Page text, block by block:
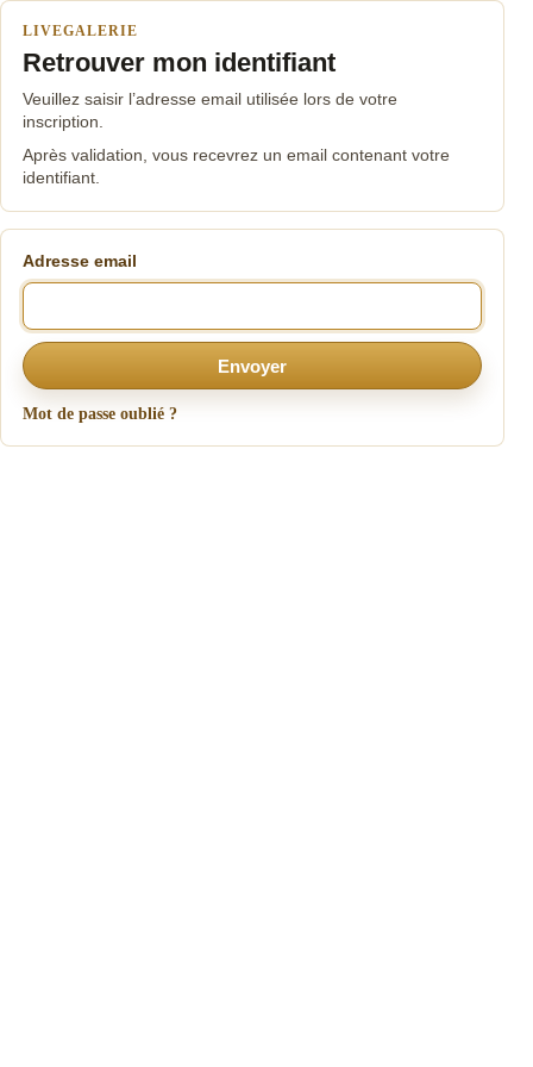
LIVEGALERIE
Retrouver mon identifiant
Veuillez saisir l’adresse email utilisée lors de votre
inscription.
Après validation, vous recevrez un email contenant votre
identifiant.
Adresse email
Envoyer
Mot de passe oublié ?